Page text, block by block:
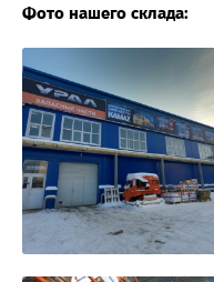
Фото нашего склада: